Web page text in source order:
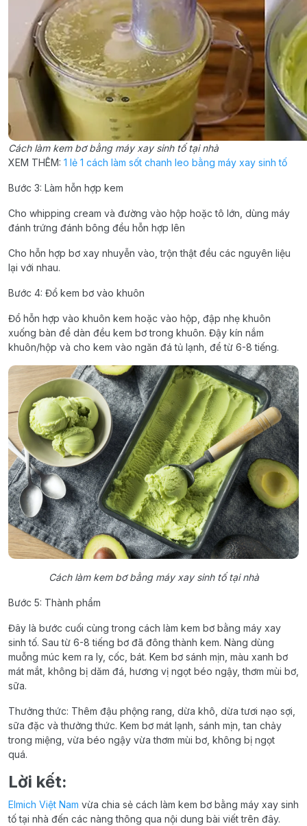
Cách làm kem bơ bằng máy xay sinh tố tại nhà
XEM THÊM: 1 lẻ 1 cách làm sốt chanh leo bằng máy xay sinh tố
Bước 3: Làm hỗn hợp kem
Cho whipping cream và đường vào hộp hoặc tô lớn, dùng máy
đánh trứng đánh bông đều hỗn hợp lên
Cho hỗn hợp bơ xay nhuyễn vào, trộn thật đều các nguyên liệu
lại với nhau.
Bước 4: Đổ kem bơ vào khuôn
Đổ hỗn hợp vào khuôn kem hoặc vào hộp, đập nhẹ khuôn
xuống bàn để dàn đều kem bơ trong khuôn. Đậy kín nắm
khuôn/hộp và cho kem vào ngăn đá tủ lạnh, để từ 6-8 tiếng.
Cách làm kem bơ bằng máy xay sinh tố tại nhà
Bước 5: Thành phẩm
Đây là bước cuối cùng trong cách làm kem bơ bằng máy xay
sinh tố. Sau từ 6-8 tiếng bơ đã đông thành kem. Nàng dùng
muỗng múc kem ra ly, cốc, bát. Kem bơ sánh mịn, màu xanh bơ
mát mắt, không bị dăm đá, hương vị ngọt béo ngậy, thơm mùi bơ,
sữa.
Thưởng thức: Thêm đậu phộng rang, dừa khô, dừa tươi nạo sợi,
sữa đặc và thưởng thức. Kem bơ mát lạnh, sánh mịn, tan chảy
trong miệng, vừa béo ngậy vừa thơm mùi bơ, không bị ngọt
quá.
Lời kết:
Elmich Việt Nam vừa chia sẻ cách làm kem bơ bằng máy xay sinh
tố tại nhà đến các nàng thông qua nội dung bài viết trên đây.